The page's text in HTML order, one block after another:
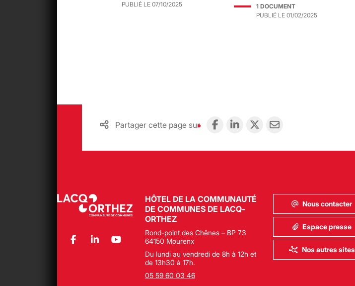
PUBLIÉ LE 07/10/2025
1 DOCUMENT
PUBLIÉ LE 01/02/2025
Partager cette page sur
HÔTEL DE LA COMMUNAUTÉ
DE COMMUNES DE LACQ-
ORTHEZ
Rond-point des Chênes – BP 73
64150 Mourenx
Du lundi au vendredi de 8h à 12h et
de 13h30 à 17h.
05 59 60 03 46
Nous contacter
Espace presse
Nos autres sites